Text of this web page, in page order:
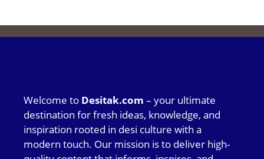
Welcome to Desitak.com – your ultimate
destination for fresh ideas, knowledge, and
inspiration rooted in desi culture with a
modern touch. Our mission is to deliver high-